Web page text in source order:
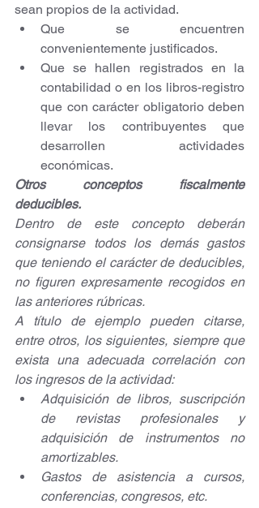
sean propios de la actividad.
Que se encuentren
convenientemente justificados.
Que se hallen registrados en la
contabilidad o en los libros-registro
que con carácter obli­gatorio deben
llevar los contribuyentes que
desarrollen actividades
económicas.
Otros conceptos fiscalmente
deducibles.
Dentro de este concepto deberán
consignarse todos los demás gastos
que teniendo el carácter de deducibles,
no figuren expresamente recogidos en
las anteriores rúbricas.
A título de ejemplo pueden citarse,
entre otros, los siguientes, siempre que
exista una adecuada correlación con
los ingresos de la actividad:
Adquisición de libros, suscripción
de revistas profesionales y
adquisición de instrumentos no
amortizables.
Gastos de asistencia a cursos,
conferencias, congresos, etc.